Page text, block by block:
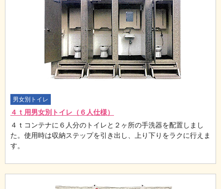
男女別トイレ
４ｔ用男女別トイレ（６人仕様）
４ｔコンテナに６人分のトイレと２ヶ所の手洗器を配置しまし
た。使用時は収納ステップを引き出し、上り下りをラクに行えま
す。